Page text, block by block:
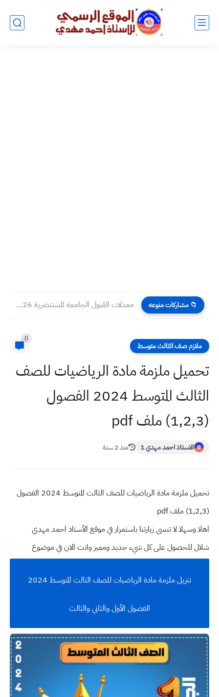
📁 مشاركات منوعه معدلات القبول الجامعة المستنصرية 2026 حسب الكليات والاقسام
ملازم صف الثالث متوسط
0
تحميل ملزمة مادة الرياضيات للصف
الثالث المتوسط 2024 الفصول
(1,2,3) ملف pdf
الاستاذ احمد مهدي 1 منذ 2 سنة
تحميل ملزمة مادة الرياضيات للصف الثالث المتوسط 2024 الفصول
(1,2,3) ملف pdf
اهلا وسهلالا تنسى زيارتنا باستمرار في موقع الأستاذ احمد مهدي
شلال للحصول على كل شيء جديد ومميز وانت الان في موضوع
تنزيل ملزمة مادة الرياضيات للصف الثالث المتوسط 2024
الفصول الأول والثاني والثالث